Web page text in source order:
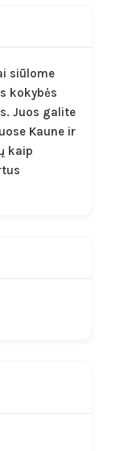
siūlome
kokybės
Juos galite
Kaune ir
kaip